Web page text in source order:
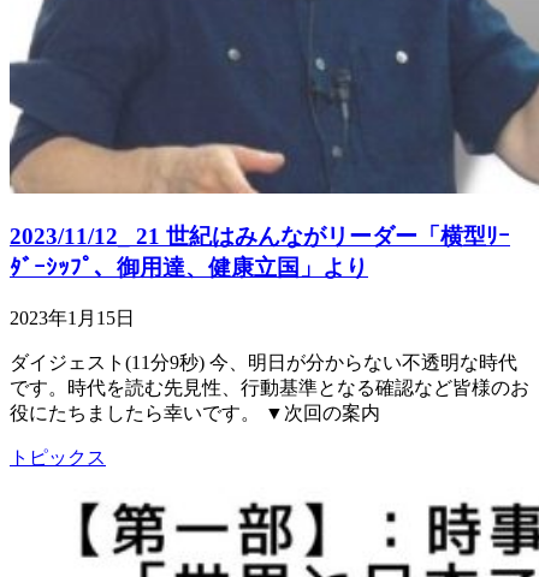
2023/11/12_ 21 世紀はみんながリーダー「横型ﾘｰ
ﾀﾞｰｼｯﾌﾟ、御用達、健康立国」より
2023年1月15日
ダイジェスト(11分9秒) 今、明日が分からない不透明な時代
です。時代を読む先見性、行動基準となる確認など皆様のお
役にたちましたら幸いです。 ▼次回の案内
トピックス